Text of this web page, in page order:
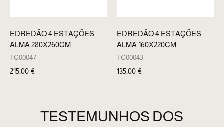
EDREDÃO 4 ESTAÇÕES
ALMA 280X260CM
TC00047
215,00 €
EDREDÃO 4 ESTAÇÕES
ALMA 160X220CM
TC00043
135,00 €
TESTEMUNHOS DOS